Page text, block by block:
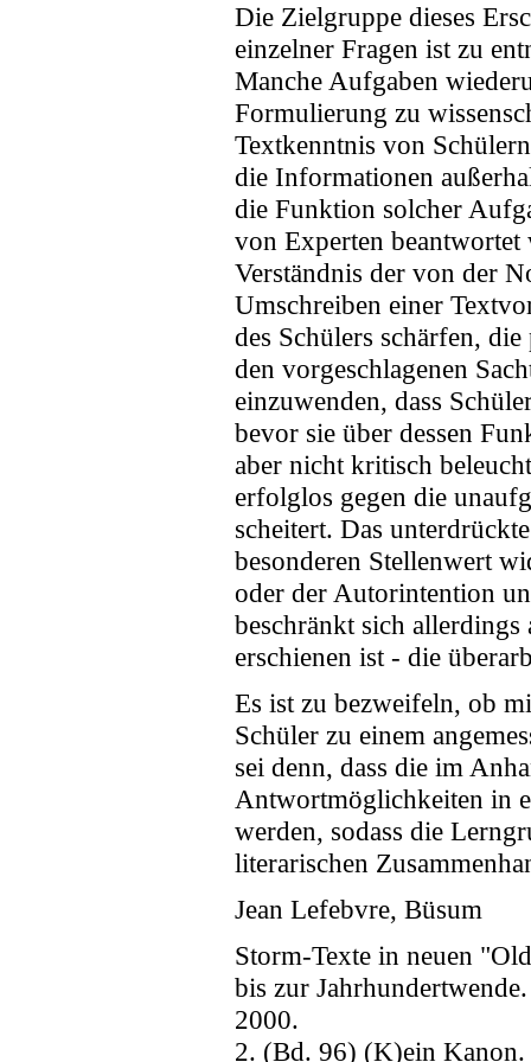
Die Zielgruppe dieses
einzelner Fragen ist zu
Manche Aufgaben
Formulierung zu
Textkenntnis von
die Informationen
die Funktion solcher
von Experten beantwortet
Verständnis der von der
Umschreiben einer
des Schülers schärfen,
den vorgeschlagenen
einzuwenden, dass
bevor sie über dessen
aber nicht kritisch
erfolglos gegen die
scheitert. Das
besonderen Stellenwert
oder der Autorintention
beschränkt sich
erschienen ist - die
Es ist zu bezweifeln, ob
Schüler zu einem
sei denn, dass die im
Antwortmöglichkeiten in
werden, sodass die
literarischen
Jean Lefebvre, Büsum
Storm-Texte in neuen
bis zur
2000.
2. (Bd. 96) (K)ein Kanon.